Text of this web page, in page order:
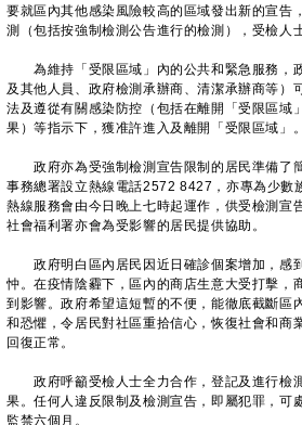
要就區內其他感染風險較高的區域發出新的宣告
測（包括按強制檢測公告進行的檢測），受檢人
為維持「受限區域」內的公共和緊急服務，
及其他人員、政府檢測承辦商、清潔承辦商等）
法及遵從有關感染防控（包括在離開「受限區域
果）等指示下，獲准許進入及離開「受限區域」。
政府亦為受強制檢測宣告限制的居民準備了
事務總署設立熱線電話2572 8427，亦專為少數
熱線服務會由今日晚上七時起運作，供受檢測宣
社會福利署亦會為受影響的居民提供協助。
政府明白區內居民因近日確診個案增加，感
忡。在疫情陰霾下，區內的商店生意大受打擊，
到影響。政府希望這短暫的不便，能徹底截斷區
和恐懼，令居民對社區重拾信心，恢復社會和商
回復正常。
政府呼籲受檢人士全力合作，登記及進行檢
果。任何人違反限制及檢測宣告，即屬犯罪，可
監禁六個月。